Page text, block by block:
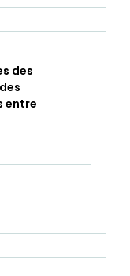
des
entre